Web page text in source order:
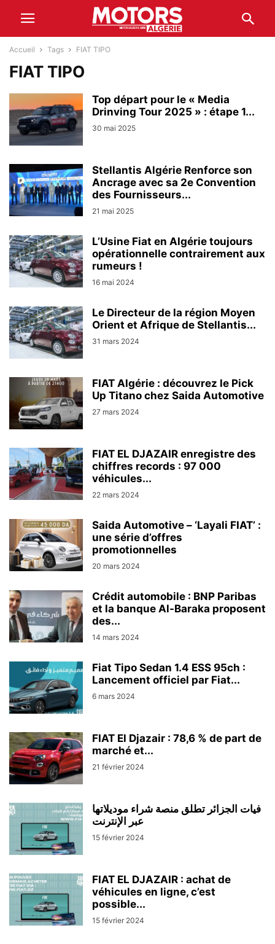
Accueil Tags FIAT TIPO
FIAT TIPO
Top départ pour le « Media
Drinving Tour 2025 » : étape 1...
30 mai 2025
Stellantis Algérie Renforce son
Ancrage avec sa 2e Convention
des Fournisseurs...
21 mai 2025
L’Usine Fiat en Algérie toujours
opérationnelle contrairement aux
rumeurs !
16 mai 2024
Le Directeur de la région Moyen
Orient et Afrique de Stellantis...
31 mars 2024
FIAT Algérie : découvrez le Pick
Up Titano chez Saida Automotive
27 mars 2024
FIAT EL DJAZAIR enregistre des
chiffres records : 97 000
véhicules...
22 mars 2024
Saida Automotive – ‘Layali FIAT’ :
une série d’offres
promotionnelles
20 mars 2024
Crédit automobile : BNP Paribas
et la banque Al-Baraka proposent
des...
14 mars 2024
Fiat Tipo Sedan 1.4 ESS 95ch :
Lancement officiel par Fiat...
6 mars 2024
FIAT El Djazair : 78,6 % de part de
marché et...
21 février 2024
فيات الجزائر تطلق منصة شراء موديلاتها
عبر الإنترنت
15 février 2024
FIAT EL DJAZAIR : achat de
véhicules en ligne, c’est
possible...
15 février 2024